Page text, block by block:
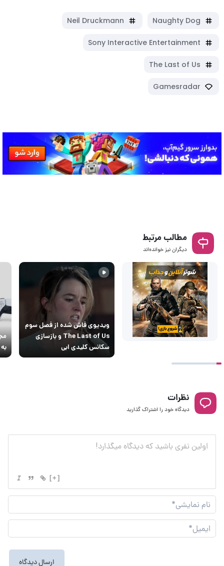
Naughty Dog
Neil Druckmann
Sony Interactive Entertainment
The Last of Us
Gamesradar
مطالب مرتبط
دیگران نیز خوانده‌اند
ویدیوی فاش شده از فصل سوم
The Last of Us و بازسازی
سکانس کلیدی ابی
به
نظرات
دیدگاه خود را اشتراک گذارید
[+]
نام